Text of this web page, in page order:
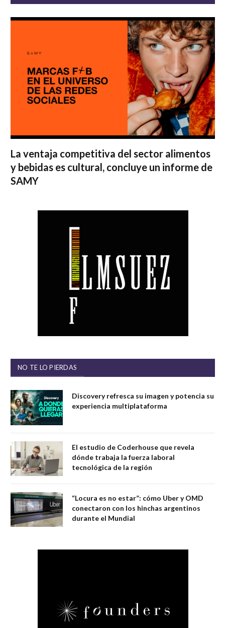
La ventaja competitiva del sector alimentos
y bebidas es cultural, concluye un informe de
SAMY
NO TE LO PIERDAS
Discovery refresca su imagen y potencia su
experiencia multiplataforma
El estudio de Coderhouse que revela
dónde trabaja la fuerza laboral
tecnológica de la región
“Locura es no estar”: cómo Uber y OMD
conectaron con los hinchas argentinos
durante el Mundial